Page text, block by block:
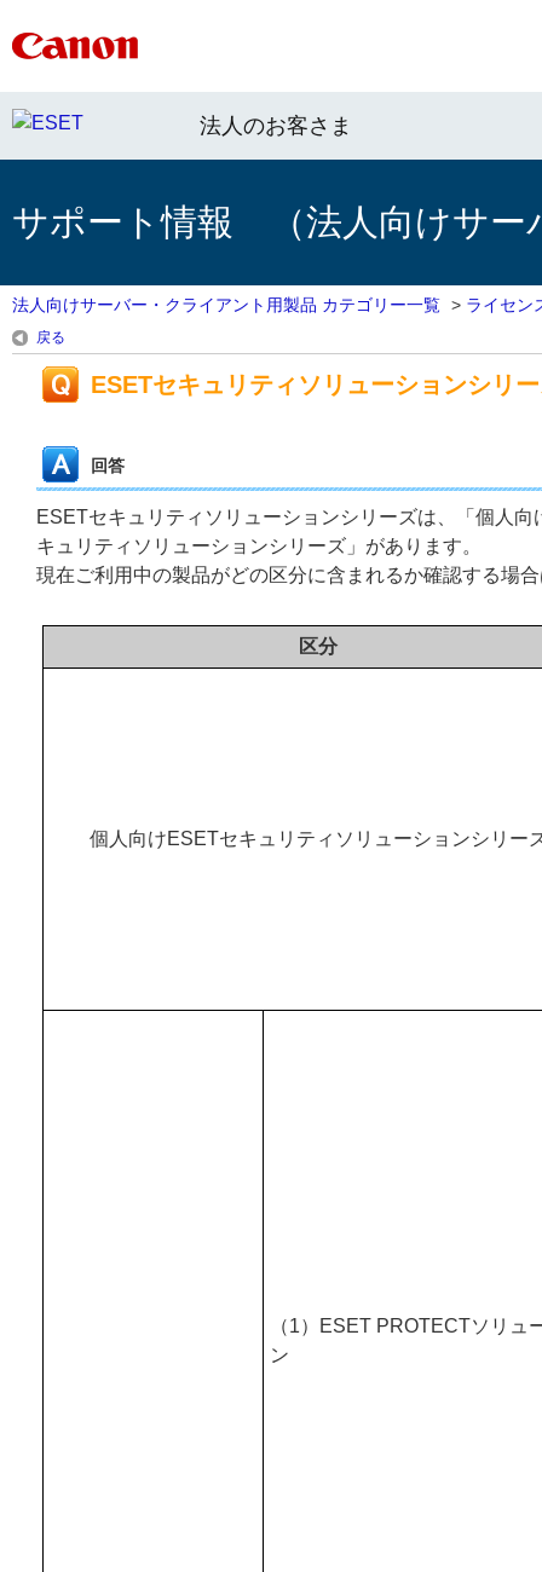
法人のお客さま
サポート情報 （法人向けサー
法人向けサーバー・クライアント用製品 カテゴリー一覧 > ライセン
戻る
ESETセキュリティソリューションシリ
回答
ESETセキュリティソリューションシリーズは、「個人
キュリティソリューションシリーズ」があります。
現在ご利用中の製品がどの区分に含まれるか確認する場
区分
個人向けESETセキュリティソリューションシリー
（1）ESET PROTECTソリュ
ン